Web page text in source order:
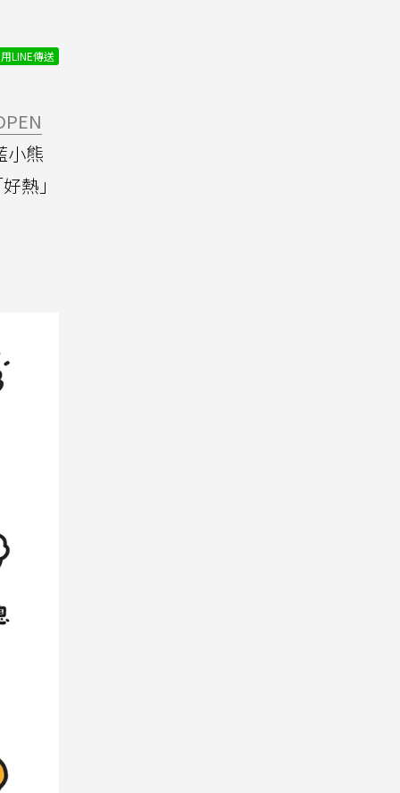
用LINE傳送
小熊
熱」